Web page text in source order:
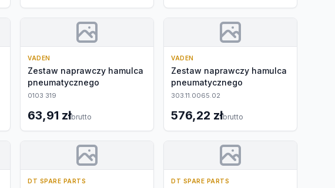
VADEN
Zestaw naprawczy hamulca
pneumatycznego
0103 319
63,91 złbrutto
VADEN
Zestaw naprawczy hamulca
pneumatycznego
303.11.0065.02
576,22 złbrutto
DT SPARE PARTS DT SPARE PARTS